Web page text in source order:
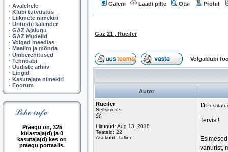
· Avalehele
· Klubi tutvustus
· Liikmete nimekiri
· Ürituste kalender
· GAZ Ajalugu
· GAZ Mudelid
· Volgad meedias
· Maailm ja mõnda
· Ümberehitused
· Tehnoabi
· Uudiste arhiiv
· Lingid
· Kasutajate nimekiri
· Foorum
Praegu on, 325
külastaja(d) ja 0
kasutaja(d) kes on
praegu portaalis.
Galerii Laadi pilte Otsi Profiil
Gaz 21 , Rucifer
Volgaklubi
Autor
Rucifer
Seltsimees
Liitunud: Aug 13, 2018
Teateid: 22
Asukoht: Tallinn
Tervist!
vanurist,